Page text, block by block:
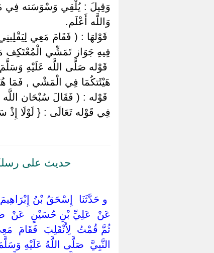
وَقِيلَ : يُلْقِي وَسْوَسَته فِي
وَاللَّه أَعْلَم.
‏قَوْلهَا : ( فَقَامَ مَعِي
فِيهِ جَوَاز تَمَشِّي
‏قَوْله صَلَّى اللَّه عَلَيْهِ
هَيْئَتكُمَا فِي الْمَشْي , فَمَا
‏قَوْله : ( فَقَالَ سُبْحَان
فِي قَوْله تَعَالَى : { لَوْلَا إِذْ
حديث على
‏و حَدَّثَنَا ‏ ‏إِسْحَقُ بْنُ
‏عَنْ ‏ ‏عَلِيِّ بْنِ حُسَيْنٍ ‏ ‏عَنْ
ثُمَّ قُمْتُ ‏ ‏لِأَنْقَلِبَ ‏ ‏فَقَامَ
النَّبِيَّ ‏ ‏صَلَّى اللَّهُ عَلَيْهِ